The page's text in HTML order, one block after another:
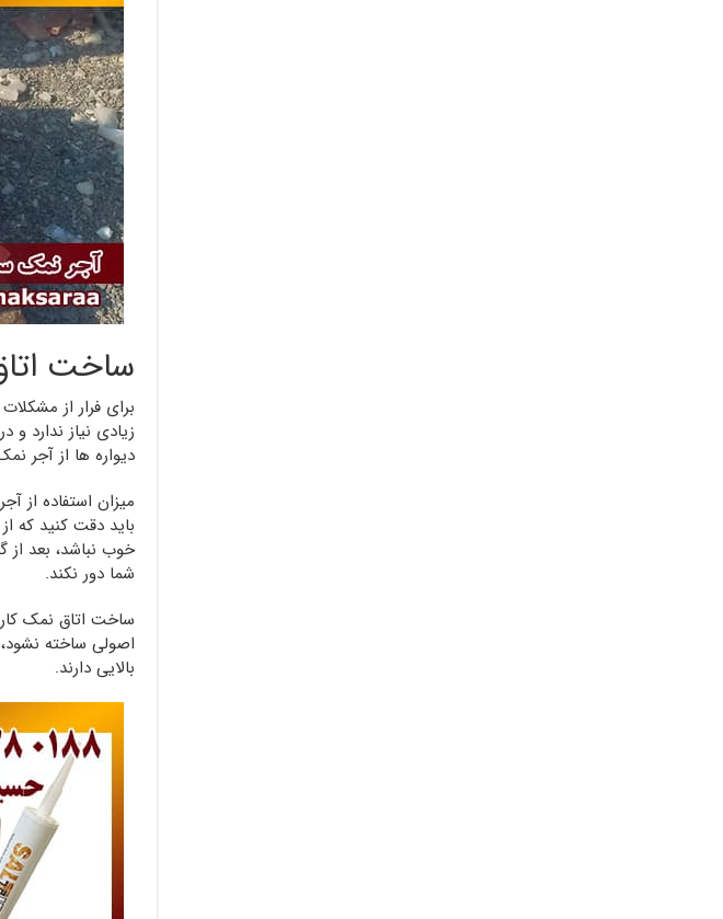
ساخت
برای فرار از
زیادی نیاز ندارد
دیواره ها از آجر
میزان استفاده از
باید دقت کنید که
خوب نباشد، بعد
شما دور نکند.
ساخت اتاق نمک
اصولی ساخته
بالایی دارند.